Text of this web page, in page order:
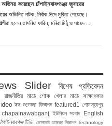
করেছেন চাঁপাইনবাবগঞ্জের জুবায়ের
অভিনিত নাটক, নির্বাক ঈদে মুক্তি পেয়েছে।
হলেন তাসনিয়া ফারিন, মনিরা মিঠু ও সায়েদ ...
Slider
বিশেষ প্রতিবেদন
রাজনীতির মাঠে শোক খেলার মাঠে
সাক্ষাৎকার
ঈদ শুভেচ্ছা বিজ্ঞাপন featured1
গোমস্তাপুর
chapainawabganj ইউনিয়ন সংবাদ
English
টিভি ভোলাহাট শুভেচ্ছা বিজ্ঞাপন Technology